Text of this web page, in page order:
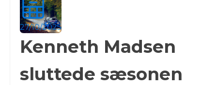
27/10/2025
Kenneth Madsen
sluttede sæsonen